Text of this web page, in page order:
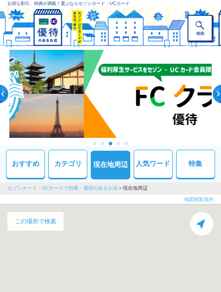
お得な割引、特典が満載！選ぶならセゾンカード・UCカード
おすすめ カテゴリ 現在地周辺 人気ワード 特集
セゾンカード・UCカードで特典・優待のあるお店 現在地周辺
地図閲覧規約
この場所で検索